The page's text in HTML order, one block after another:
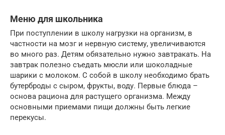
Меню для школьника
При поступлении в школу нагрузки на организм, в
частности на мозг и нервную систему, увеличиваются
во много раз. Детям обязательно нужно завтракать. На
завтрак полезно съедать мюсли или шоколадные
шарики с молоком. С собой в школу необходимо брать
бутерброды с сыром, фрукты, воду. Первые блюда –
основа рациона для растущего организма. Между
основными приемами пищи должны быть легкие
перекусы.